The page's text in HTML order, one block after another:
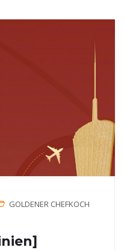
GOLDENER CHEFKOCH